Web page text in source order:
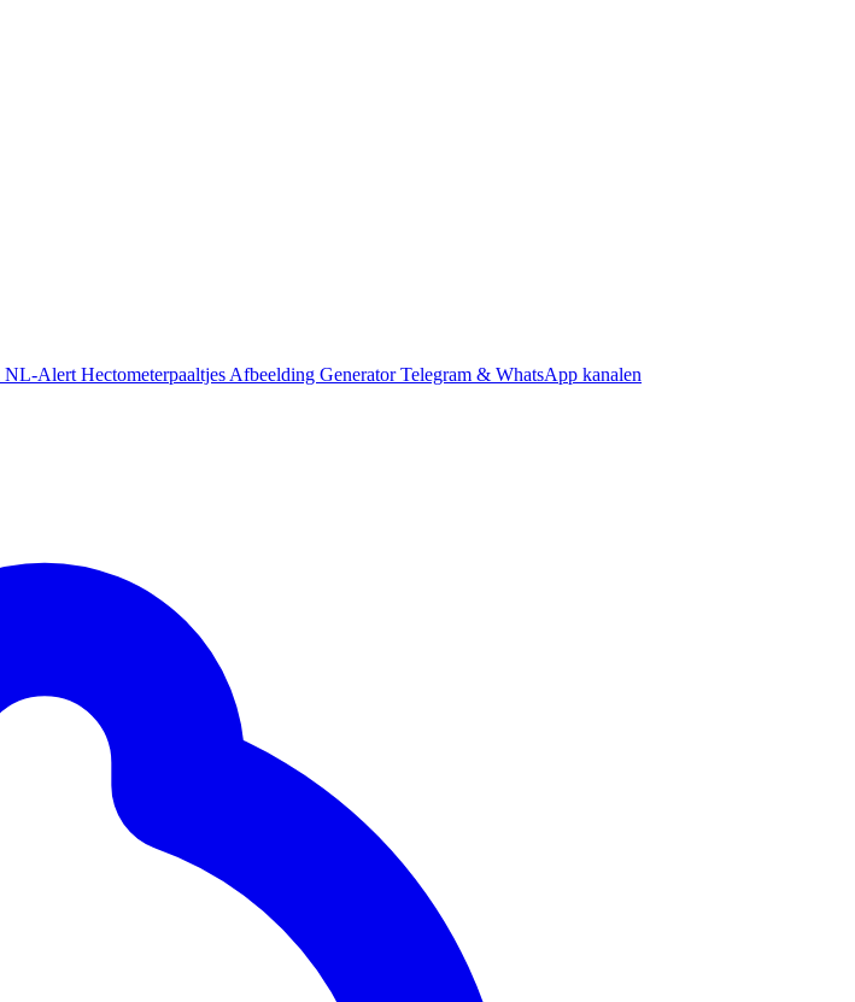
NL-Alert Hectometerpaaltjes Afbeelding GeneratorTelegram & WhatsApp kanalen